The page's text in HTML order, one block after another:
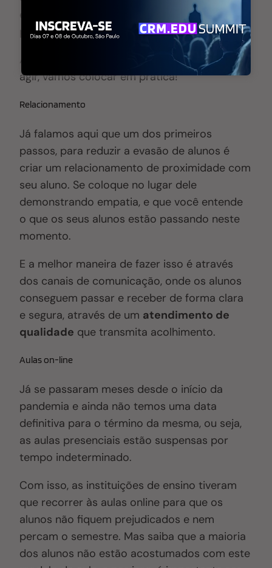
ela seja feita o quanto antes, mitigando
potenciais impactos negativos.
Agora que já entendemos a importância de
agir, vamos colocar em prática!
Relacionamento
Já falamos aqui que um dos primeiros
passos, para reduzir a evasão de alunos é
criar um relacionamento de proximidade com
seu aluno. Se coloque no lugar dele
demonstrando empatia, e que você entende
o que os seus alunos estão passando neste
momento.
E a melhor maneira de fazer isso é através
dos canais de comunicação, onde os alunos
conseguem passar e receber de forma clara
e segura, através de um atendimento de
qualidade que transmita acolhimento.
Aulas on-line
Já se passaram meses desde o início da
pandemia e ainda não temos uma data
definitiva para o término da mesma, ou seja,
as aulas presenciais estão suspensas por
tempo indeterminado.
Com isso, as instituições de ensino tiveram
que recorrer às aulas online para que os
alunos não fiquem prejudicados e nem
percam o semestre. Mas saiba que a maioria
dos alunos não estão acostumados com este